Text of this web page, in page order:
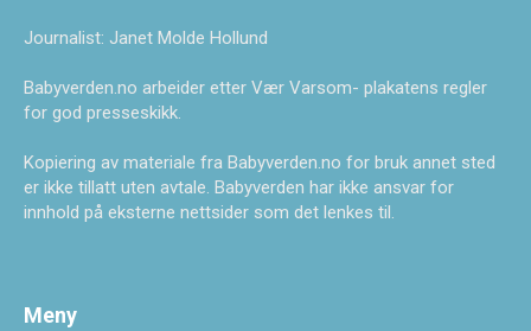
Journalist: Janet Molde Hollund
Babyverden.no arbeider etter Vær Varsom- plakatens regler
for god presseskikk.
Kopiering av materiale fra Babyverden.no for bruk annet sted
er ikke tillatt uten avtale. Babyverden har ikke ansvar for
innhold på eksterne nettsider som det lenkes til.
Meny